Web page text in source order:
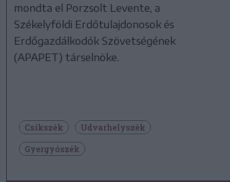
mondta el Porzsolt Levente, a
Székelyföldi Erdőtulajdonosok és
Erdőgazdálkodók Szövetségének
(APAPET) társelnöke.
Csíkszék
Udvarhelyszék
Gyergyószék